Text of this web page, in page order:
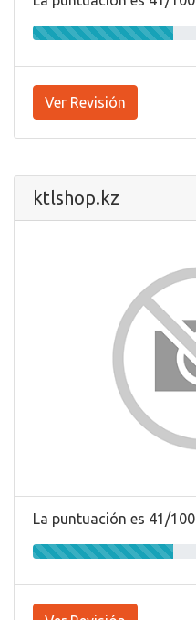
Ver Revisión
ktlshop.kz
La puntuación es 41/100